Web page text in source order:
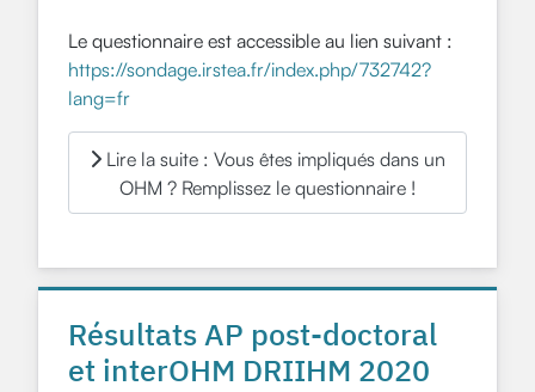
Le questionnaire est accessible au lien suivant :
https://sondage.irstea.fr/index.php/732742?
lang=fr
Lire la suite : Vous êtes impliqués dans un
OHM ? Remplissez le questionnaire !
Résultats AP post-doctoral
et interOHM DRIIHM 2020